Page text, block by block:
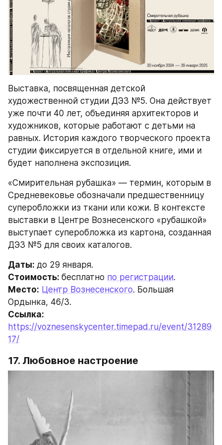
Выставка, посвященная детской
художественной студии ДЭЗ №5. Она действует
уже почти 40 лет, объединяя архитекторов и
художников, которые работают с детьми на
равных. История каждого творческого проекта
студии фиксируется в отдельной книге, ими и
будет наполнена экспозиция.
«Смирительная рубашка» — термин, которым в
Средневековье обозначали предшественницу
суперобложки из ткани или кожи. В контексте
выставки в Центре Вознесенского «рубашкой»
выступает суперобложка из картона, созданная
ДЭЗ №5 для своих каталогов.
Даты: до 29 января.
Стоимость: бесплатно по регистрации.
Место: Центр Вознесенского. Большая
Ордынка, 46/3.
https://voznesenskycenter.timepad.ru/event/31289
17/
17. Любовное настроение